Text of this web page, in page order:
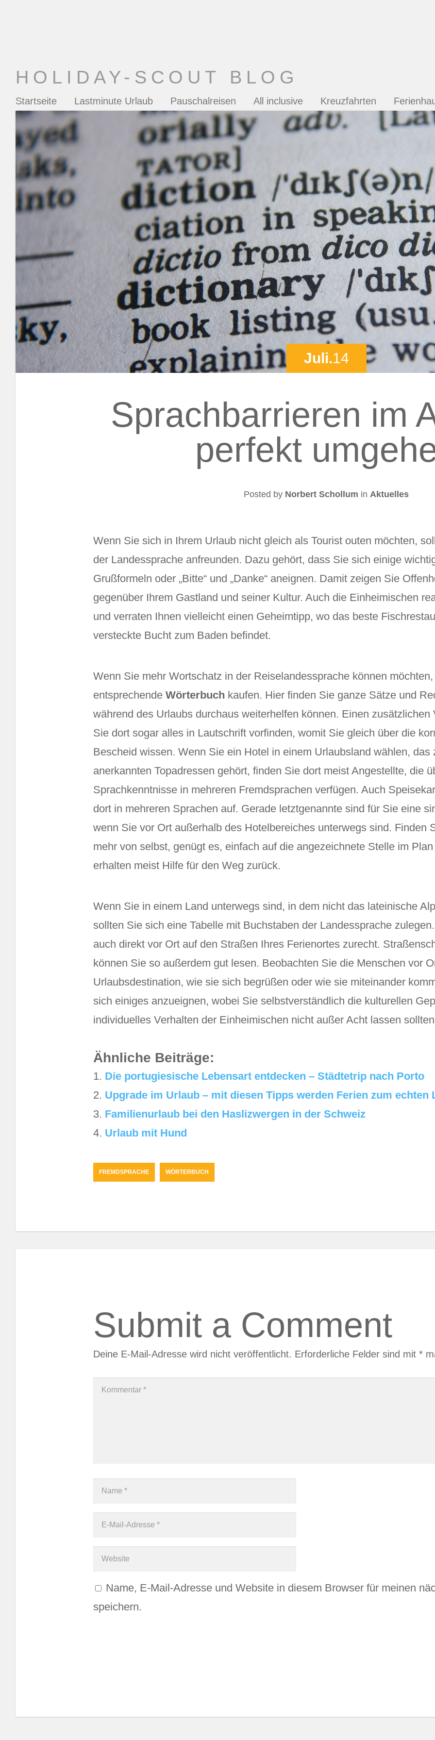
HOLIDAY-SCOUT BLOG
Startseite Lastminute Urlaub Pauschalreisen All inclusive Kreuzfahrten
Juli.14
Sprachbarrieren im
perfekt
Posted by Norbert Schollum in Aktuelles
Wenn Sie sich in Ihrem Urlaub nicht gleich als Tourist outen möchten,
der Landessprache anfreunden. Dazu gehört, dass Sie sich einige
Grußformeln oder „Bitte“ und „Danke“ aneignen. Damit zeigen Sie
gegenüber Ihrem Gastland und seiner Kultur. Auch die Einheimischen
und verraten Ihnen vielleicht einen Geheimtipp, wo das beste
versteckte Bucht zum Baden befindet.
Wenn Sie mehr Wortschatz in der Reiselandessprache können
entsprechende Wörterbuch kaufen. Hier finden Sie ganze Sätze und
während des Urlaubs durchaus weiterhelfen können. Einen zusätzlichen
Sie dort sogar alles in Lautschrift vorfinden, womit Sie gleich über die
Bescheid wissen. Wenn Sie ein Hotel in einem Urlaubsland wählen, das
anerkannten Topadressen gehört, finden Sie dort meist Angestellte, die
Sprachkenntnisse in mehreren Fremdsprachen verfügen. Auch
dort in mehreren Sprachen auf. Gerade letztgenannte sind für Sie eine
wenn Sie vor Ort außerhalb des Hotelbereiches unterwegs sind. Finden
mehr von selbst, genügt es, einfach auf die angezeichnete Stelle im
erhalten meist Hilfe für den Weg zurück.
Wenn Sie in einem Land unterwegs sind, in dem nicht das lateinische
sollten Sie sich eine Tabelle mit Buchstaben der Landessprache
auch direkt vor Ort auf den Straßen Ihres Ferienortes zurecht.
können Sie so außerdem gut lesen. Beobachten Sie die Menschen vor
Urlaubsdestination, wie sie sich begrüßen oder wie sie miteinander
sich einiges anzueignen, wobei Sie selbstverständlich die kulturellen
individuelles Verhalten der Einheimischen nicht außer Acht lassen
Ähnliche Beiträge:
Die portugiesische Lebensart entdecken – Städtetrip nach Porto
Upgrade im Urlaub – mit diesen Tipps werden Ferien zum echten
Familienurlaub bei den Haslizwergen in der Schweiz
Urlaub mit Hund
FREMDSPRACHE WÖRTERBUCH
Submit a Comment
Deine E-Mail-Adresse wird nicht veröffentlicht. Erforderliche Felder sind mit *
Name, E-Mail-Adresse und Website in diesem Browser für meinen
speichern.